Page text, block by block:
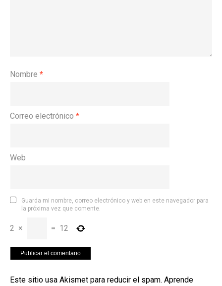
Nombre *
Correo electrónico *
Web
Guarda mi nombre, correo electrónico y web en este navegador para
la próxima vez que comente.
2 × = 12
Este sitio usa Akismet para reducir el spam. Aprende